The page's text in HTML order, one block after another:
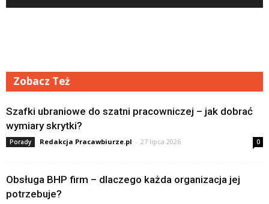
Zobacz Też
Szafki ubraniowe do szatni pracowniczej – jak dobrać
wymiary skrytki?
Porady Redakcja Pracawbiurze.pl - 27 lipca 2026 0
Obsługa BHP firm – dlaczego każda organizacja jej
potrzebuje?